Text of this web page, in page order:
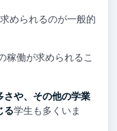
められるのが一般的
稼働が求められるこ
さや、その他の学業
る学生も多くいま